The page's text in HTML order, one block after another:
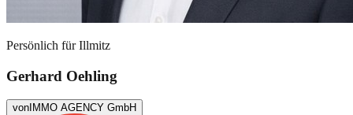
Persönlich fürIllmitz
Gerhard Oehling
von IMMO AGENCY GmbH